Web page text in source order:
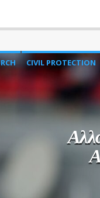
CIVIL PROTECTION